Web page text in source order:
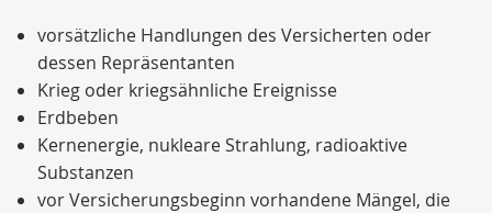
vorsätzliche Handlungen des Versicherten oder
dessen Repräsentanten
Krieg oder kriegsähnliche Ereignisse
Erdbeben
Kernenergie, nukleare Strahlung, radioaktive
Substanzen
vor Versicherungsbeginn vorhandene Mängel, die